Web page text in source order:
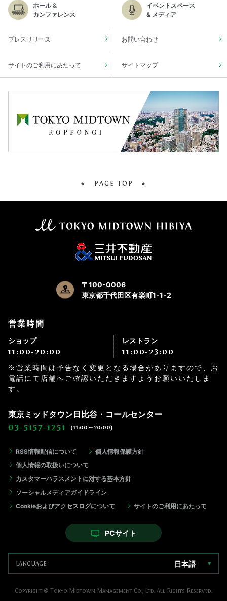
ホール &
カンファレンス
イベントスペース
& メディア
プレスリリース お問い合わせ
サイトのご利用にあたって サイトマップ
PAGE TOP
〒100-0006
東京都千代田区有楽町1-1-2
営業時間
ショップ
11:00-20:00
レストラン
11:00-23:00
※営業時間は予告なく変更となる場合がありますので、お
電話にて店舗へご確認いただきますようお願いいたしま
す。
東京ミッドタウン日比谷・コールセンター
03-5157-1251 (11:00～20:00)
RSS情報配信について
個人情報保護方針
個人情報の取扱いについて
カスタマーハラスメントに対する基本方針
ソーシャルメディアガイドライン
Cookieおよびアクセスログについて
サイトのご利用にあたって
PCサイト
日本語
Copyright © Tokyo Midtown Management Co., Ltd. All Rights Reserved.